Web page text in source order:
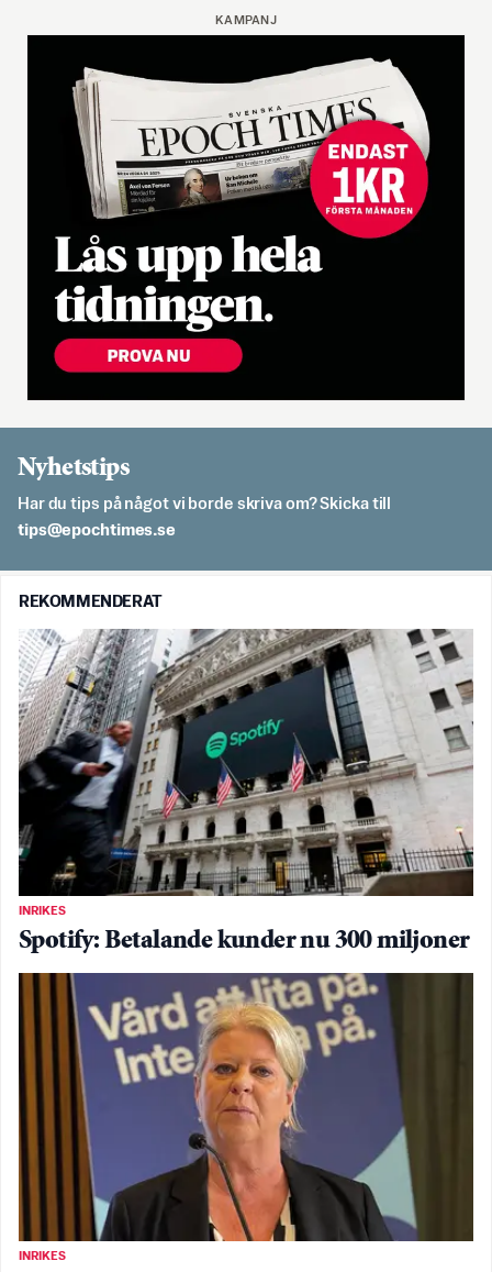
KAMPANJ
Nyhetstips
Har du tips på något vi borde skriva om? Skicka till
es.semithcope@spit
REKOMMENDERAT
INRIKES
Spotify: Betalande kunder nu 300 miljoner
INRIKES